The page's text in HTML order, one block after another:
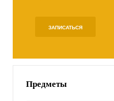
ЗАПИСАТЬСЯ
Предметы